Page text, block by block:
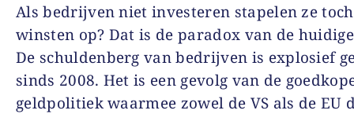
Als bedrijven niet investeren stapelen ze
winsten op? Dat is de paradox van de
De schuldenberg van bedrijven is explosief
sinds 2008. Het is een gevolg van de
geldpolitiek waarmee zowel de VS als de EU